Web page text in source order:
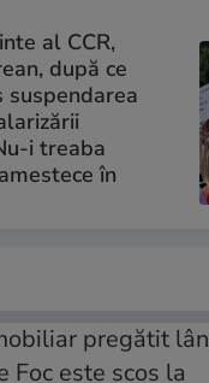
al CCR,
după ce
suspendarea
i treaba
în